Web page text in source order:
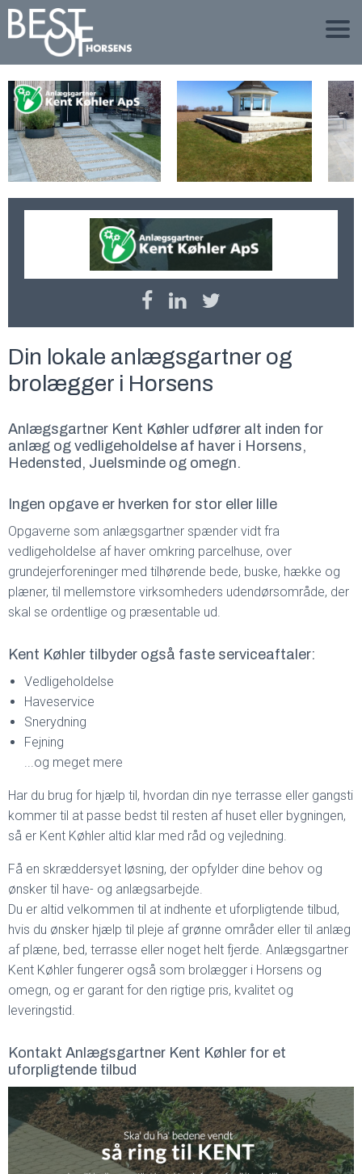
Din lokale anlægsgartner og
brolægger i Horsens
Anlægsgartner Kent Køhler udfører alt inden for
anlæg og vedligeholdelse af haver i Horsens,
Hedensted, Juelsminde og omegn.
Ingen opgave er hverken for stor eller lille
Opgaverne som anlægsgartner spænder vidt fra
vedligeholdelse af haver omkring parcelhuse, over
grundejerforeninger med tilhørende bede, buske, hække og
plæner, til mellemstore virksomheders udendørsområde, der
skal se ordentlige og præsentable ud.
Kent Køhler tilbyder også faste serviceaftaler:
Vedligeholdelse
Haveservice
Snerydning
Fejning
...og meget mere​
Har du brug for hjælp til, hvordan din nye terrasse eller gangsti
kommer til at passe bedst til resten af huset eller bygningen,
så er Kent Køhler altid klar med råd og vejledning.
Få en skræddersyet løsning, der opfylder dine behov og
ønsker til have- og anlægsarbejde.
Du er altid velkommen til at indhente et uforpligtende tilbud,
hvis du ønsker hjælp til pleje af grønne områder eller til anlæg
af plæne, bed, terrasse eller noget helt fjerde. Anlægsgartner
Kent Køhler fungerer også som brolægger i Horsens og
omegn, og er garant for den rigtige pris, kvalitet og
leveringstid.
Kontakt Anlægsgartner Kent Køhler for et
uforpligtende tilbud